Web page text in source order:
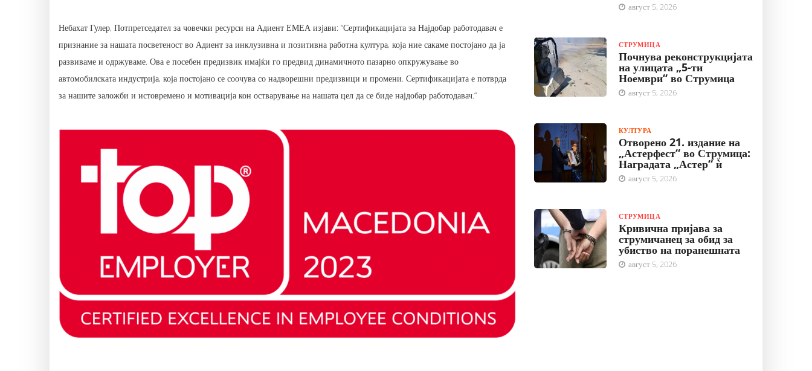
Небахат Гулер, Потпретседател за човечки ресурси на Адиент ЕМЕА изјави: “Сертификацијата за Најдобар работодавач е
признание за нашата посветеност во Адиент за инклузивна и позитивна работна култура, која ние сакаме постојано да ја
развиваме и одржуваме. Ова е посебен предизвик имајќи го предвид динамичното пазарно опкружување во
автомобилската индустрија, која постојано се соочува со надворешни предизвици и промени. Сертификацијата е потврда
за нашите заложби и истовремено и мотивација кон остварување на нашата цел да се биде најдобар работодавач.“
август 5, 2026
СТРУМИЦА
Почнува реконструкцијата
на улицата „5-ти
Ноември“ во Струмица
август 5, 2026
КУЛТУРА
Отворено 21. издание на
„Астерфест“ во Струмица:
Наградата „Астер“ ѝ
август 5, 2026
СТРУМИЦА
Кривична пријава за
струмичанец за обид за
убиство на поранешната
август 5, 2026